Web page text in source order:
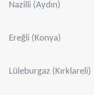
Nazilli (Aydın)
Ereğli (Konya)
Lüleburgaz (Kırklareli)